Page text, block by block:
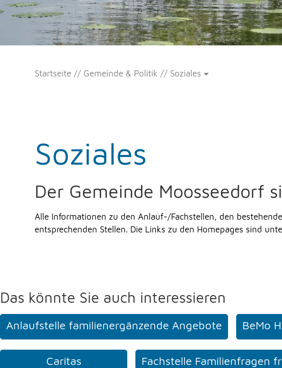
Startseite Gemeinde & Politik Soziales
Soziales
Der Gemeinde Moosseedorf
Alle Informationen zu den Anlauf-/Fachstellen, den
entsprechenden Stellen. Die Links zu den Homepages sind
Das könnte Sie auch interessieren
Anlaufstelle familienergänzende Angebote BeMo
Caritas Fachstelle Familienfragen